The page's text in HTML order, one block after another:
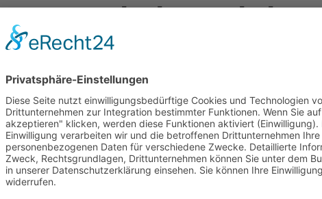
Klient:in, arbeitslos und Bezieher:in von
Beitrags (ehemaliger GIS Beitrag) und eine
Service GmbH beantragen.
Anliegen: